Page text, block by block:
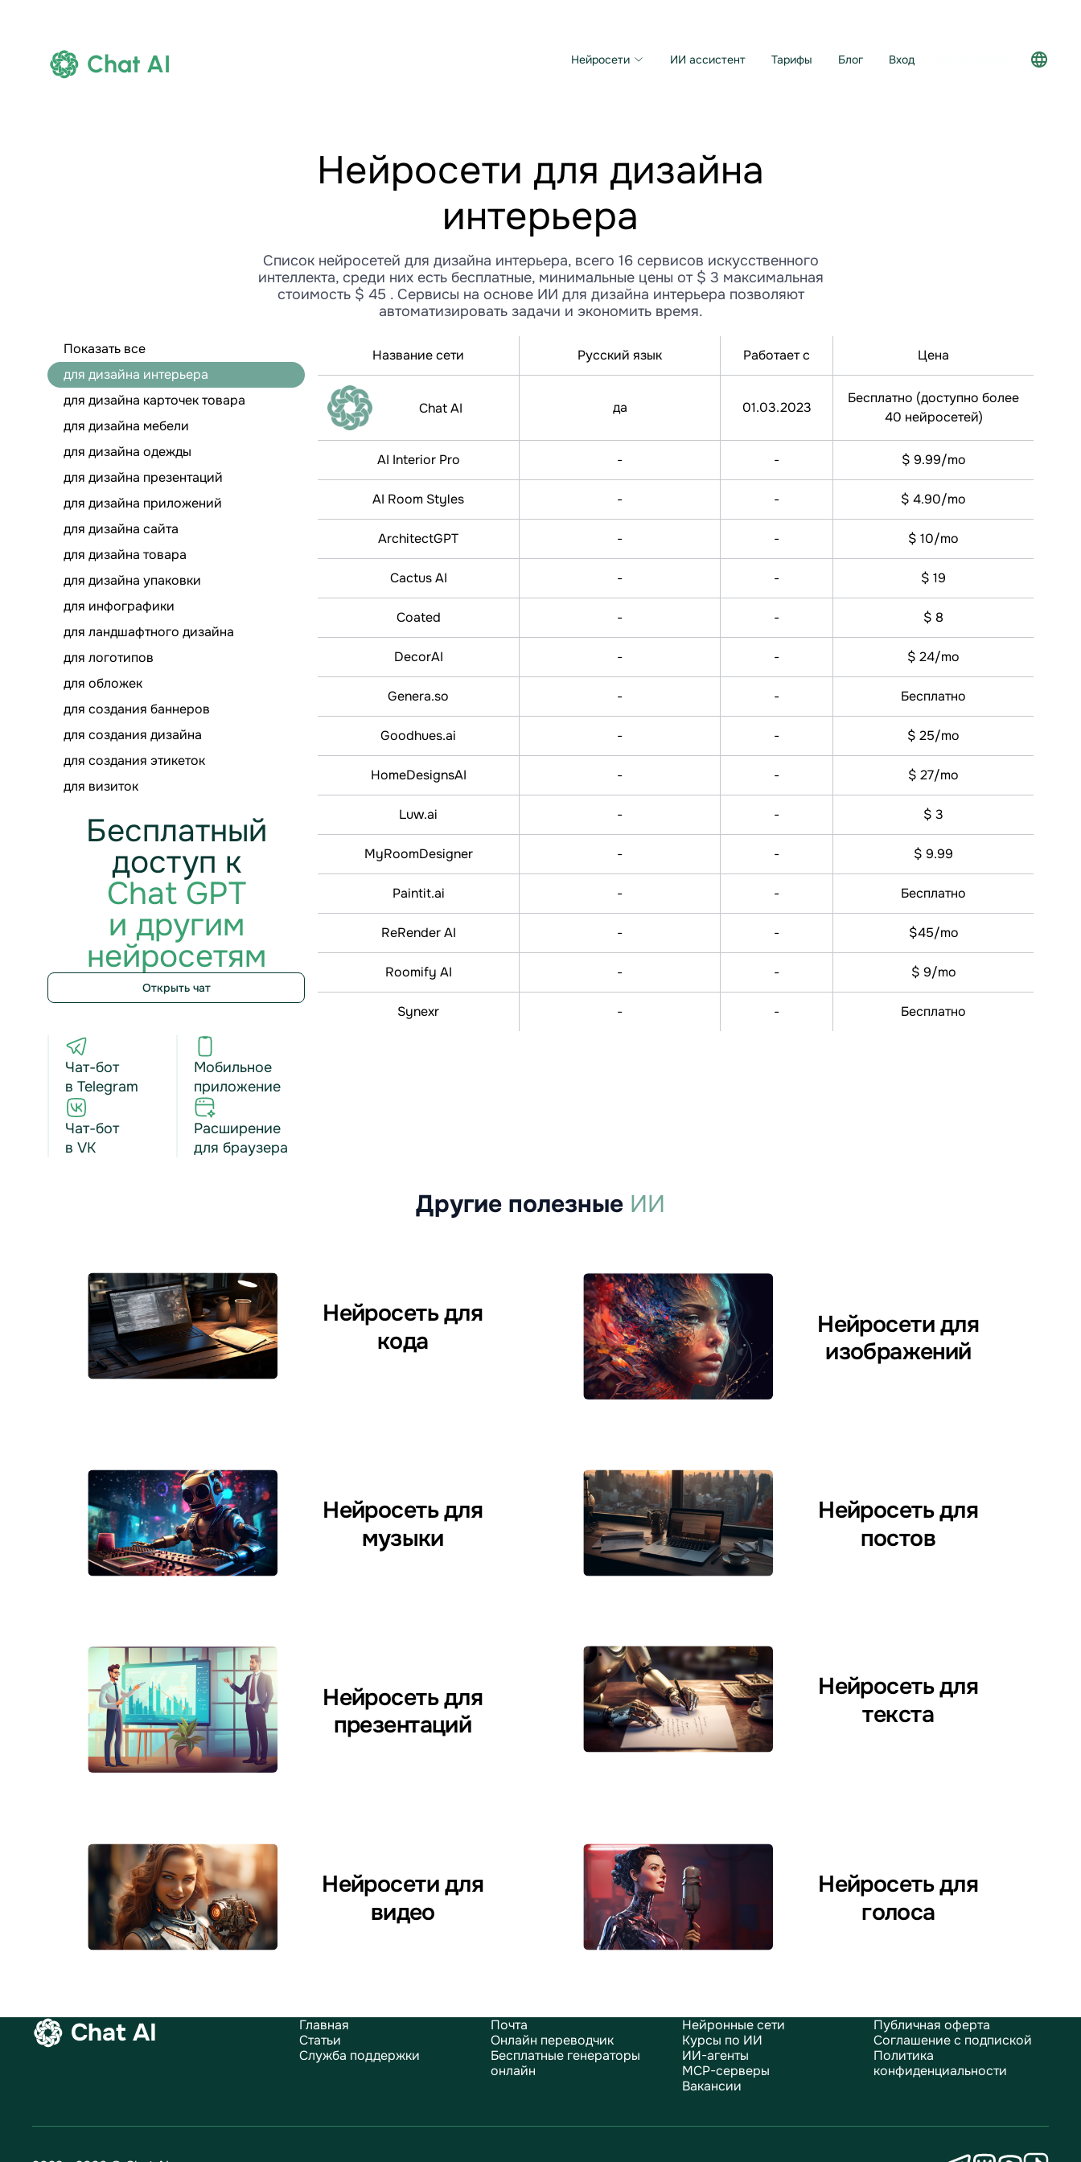
Chat AI Нейросети ИИ ассистент Тарифы Блог Вход
Нейросети для дизайна
интерьера
Список нейросетей для дизайна интерьера, всего 16 сервисов искусственного
интеллекта, среди них есть бесплатные, минимальные цены от $ 3 максимальная
стоимость $ 45 . Сервисы на основе ИИ для дизайна интерьера позволяют
автоматизировать задачи и экономить время.
Показать все
для дизайна интерьера
для дизайна карточек товара
для дизайна мебели
для дизайна одежды
для дизайна презентаций
для дизайна приложений
для дизайна сайта
для дизайна товара
для дизайна упаковки
для инфографики
для ландшафтного дизайна
для логотипов
для обложек
для создания баннеров
для создания дизайна
для создания этикеток
для визиток
Бесплатный
доступ к
Chat GPT
и другим
нейросетям
Открыть чат
Чат-бот
в Telegram
Чат-бот
в VK
Мобильное
приложение
Расширение
для браузера
Название сети Русский язык Работает с Цена
Chat AI да 01.03.2023
Бесплатно (доступно более
40 нейросетей)
AI Interior Pro - - $ 9.99/mo
AI Room Styles - - $ 4.90/mo
ArchitectGPT - - $ 10/mo
Cactus AI - - $ 19
Coated - - $ 8
DecorAI - - $ 24/mo
Genera.so - - Бесплатно
Goodhues.ai - - $ 25/mo
HomeDesignsAI - - $ 27/mo
Luw.ai - - $ 3
MyRoomDesigner - - $ 9.99
Paintit.ai - - Бесплатно
ReRender AI - - $45/mo
Roomify AI - - $ 9/mo
Synexr - - Бесплатно
Другие полезные ИИ
Нейросеть для
кода
Нейросети для
изображений
Нейросеть для
музыки
Нейросеть для
постов
Нейросеть для
презентаций
Нейросеть для
текста
Нейросети для
видео
Нейросеть для
голоса
Chat AI
Главная
Статьи
Служба поддержки
Почта
Онлайн переводчик
Бесплатные генераторы
онлайн
Нейронные сети
Курсы по ИИ
ИИ-агенты
MCP-серверы
Вакансии
Публичная оферта
Соглашение с подпиской
Политика
конфиденциальности